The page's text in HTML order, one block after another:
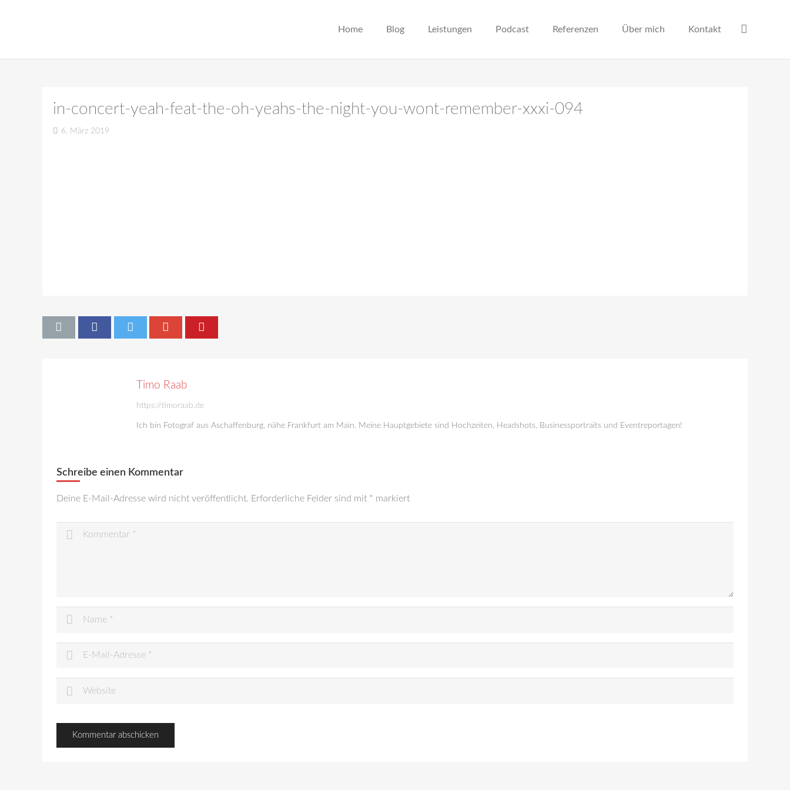
Home Blog Leistungen Podcast Referenzen Über mich Kontakt
in-concert-yeah-feat-the-oh-yeahs-the-night-you-wont-remember-xxxi-094
6. März 2019
Timo Raab
https://timoraab.de
Ich bin Fotograf aus Aschaffenburg, nähe Frankfurt am Main. Meine Hauptgebiete sind Hochzeiten, Headshots, Businessportraits und Eventreportagen!
Schreibe einen Kommentar
Deine E-Mail-Adresse wird nicht veröffentlicht. Erforderliche Felder sind mit * markiert